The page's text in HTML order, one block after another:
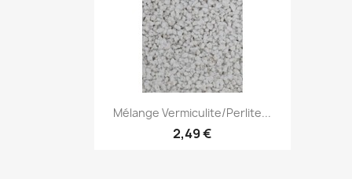
Aperçu rapide
Mélange Vermiculite/perlite...
2,49 €